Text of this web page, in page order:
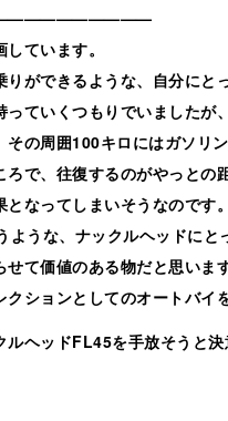
ています。
ができるような、自分にと
ていくつもりでいましたが、
の周囲100キロにはガソリ
で、往復するのがやっとの
なってしまいそうなのです。
うな、ナックルヘッドにと
て価値のある物だと思います
ションとしてのオートバイ
ヘッドFL45を手放そうと決